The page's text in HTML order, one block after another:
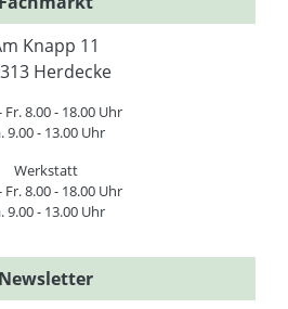
Knapp 11
Herdecke
Fr. 8.00 - 18.00 Uhr
9.00 - 13.00 Uhr
Werkstatt
Fr. 8.00 - 18.00 Uhr
9.00 - 13.00 Uhr
Newsletter